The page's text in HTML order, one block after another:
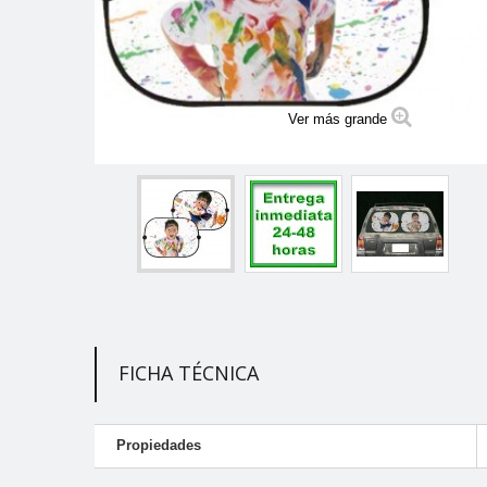
Ver más grande
FICHA TÉCNICA
Propiedades